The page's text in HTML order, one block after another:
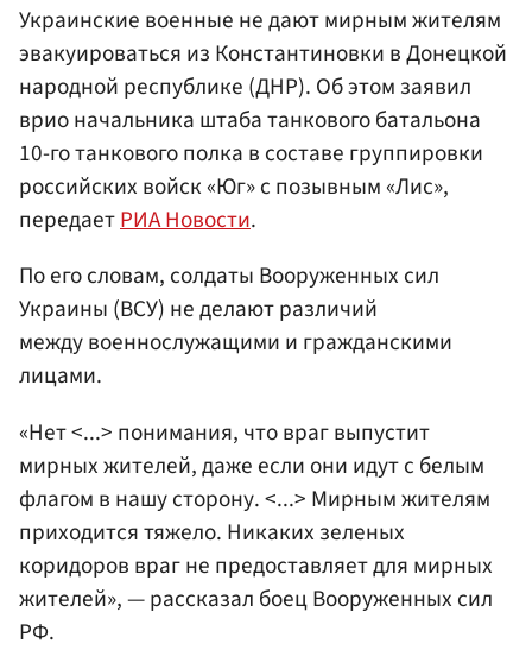
Украинские военные не дают мирным жителям
эвакуироваться из Константиновки в Донецкой
народной республике (ДНР). Об этом заявил
врио начальника штаба танкового батальона
10-го танкового полка в составе группировки
российских войск «Юг» с позывным «Лис»,
передаетРИА Новости.
По его словам, солдаты Вооруженных сил
Украины (ВСУ) не делают различий
между военнослужащими и гражданскими
лицами.
«Нет <...> понимания, что враг выпустит
мирных жителей, даже если они идут с белым
флагом в нашу сторону. <...> Мирным жителям
приходится тяжело. Никаких зеленых
коридоров враг не предоставляет для мирных
жителей», — рассказал боец Вооруженных сил
РФ.